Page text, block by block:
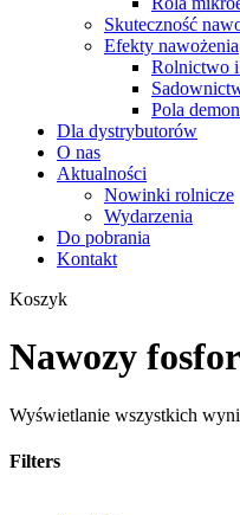
Skuteczność
Efekty nawożenia
Rolnictwo
Pola
Dla dystrybutorów
O nas
Aktualności
Nowinki rolnicze
Wydarzenia
Do pobrania
Kontakt
KoszykZamknij
Nawozy
Wyświetlanie wszystkich
Filters